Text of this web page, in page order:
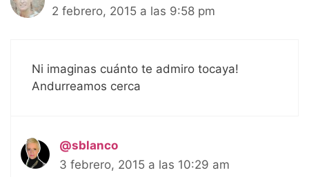
2 febrero, 2015 a las 9:58 pm
Ni imaginas cuánto te admiro tocaya!
Andurreamos cerca
@sblanco
3 febrero, 2015 a las 10:29 am